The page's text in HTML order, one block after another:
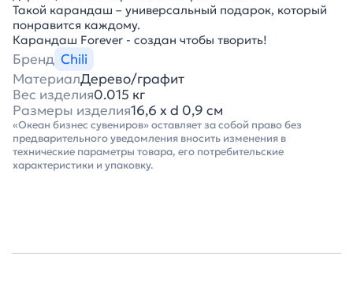
Такой карандаш – универсальный подарок, который
понравится каждому.
Карандаш Forever - создан чтобы творить!
Бренд Chili
МатериалДерево/графит
Вес изделия0.015 кг
Размеры изделия16,6 x d 0,9 см
«Океан бизнес сувениров» оставляет за собой право без
предварительного уведомления вносить изменения в
технические параметры товара, его потребительские
характеристики и упаковку.